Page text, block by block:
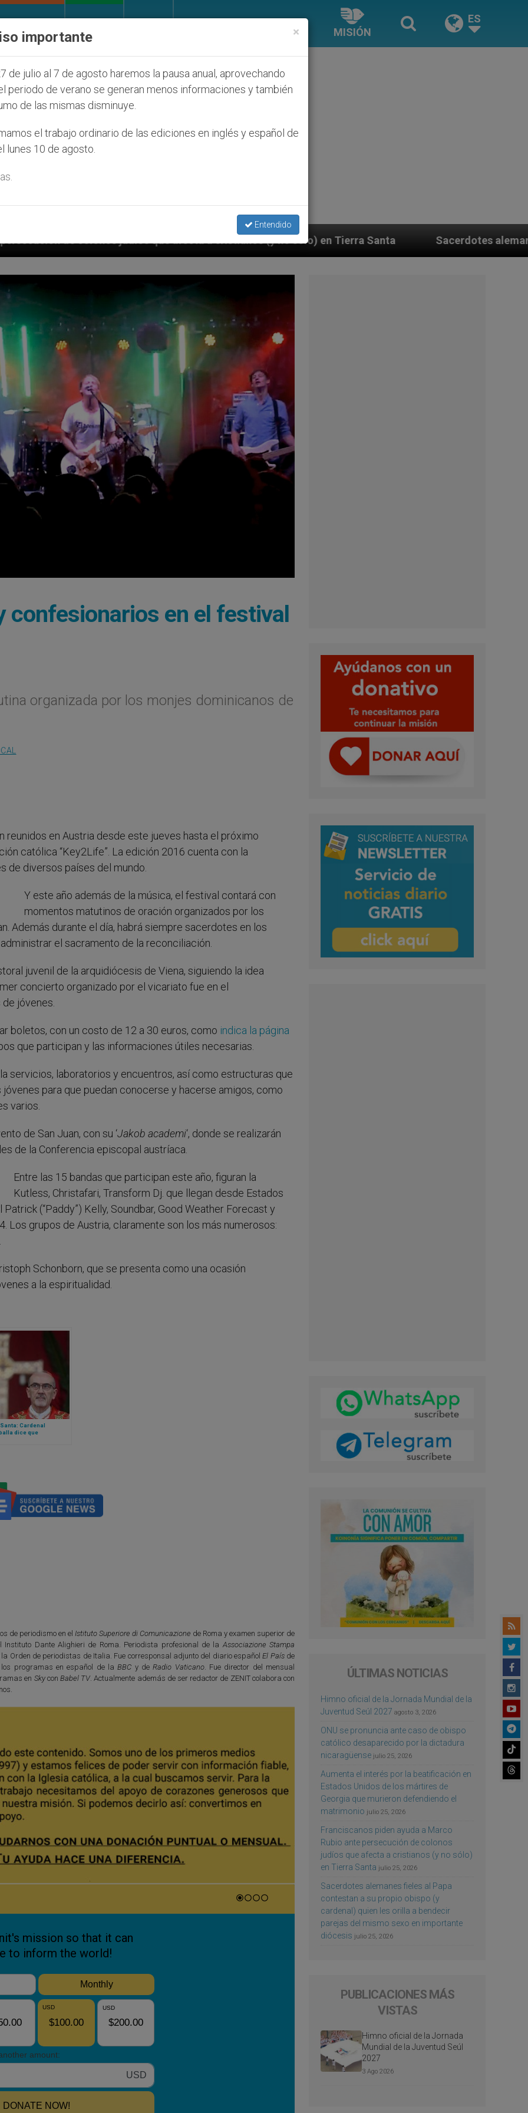
MISIÓN
ES
que afecta a cristianos (y no sólo) en Tierra Santa Sacerdotes alemanes fieles al Papa
confesionarios en el festival
organizada por los monjes dominicanos de
reunidos en Austria desde este jueves hasta el próximo
católica “Key2Life”. La edición 2016 cuenta con la
de diversos países del mundo.
Y este año además de la música, el festival contará con
momentos matutinos de oración organizados por los
Además durante el día, habrá siempre sacerdotes en los
el sacramento de la reconciliación.
juvenil de la arquidiócesis de Viena, siguiendo la idea
concierto organizado por el vicariato fue en el
jóvenes.
boletos, con un costo de 12 a 30 euros, como indica la página
que participan y las informaciones útiles necesarias.
servicios, laboratorios y encuentros, así como estructuras que
para que puedan conocerse y hacerse amigos, como
varios.
de San Juan, con su ‘Jakob academi‘, donde se realizarán
de la Conferencia episcopal austríaca.
Entre las 15 bandas que participan este año, figuran la
Kutless, Christafari, Transform Dj. que llegan desde Estados
(“Paddy”) Kelly, Soundbar, Good Weather Forecast y
Los grupos de Austria, claramente son los más numerosos:
Schonborn, que se presenta como una ocasión
a la espiritualidad.
Cardenal
dice que
de periodismo en el Istituto Superiore di Comunicazione de Roma y examen superior de
Dante Alighieri de Roma. Periodista profesional de la Associazione Stampa
Orden de periodistas de Italia. Fue corresponsal adjunto del diario españolEl Paísde
programas en español de laBBC y deRadio Vaticano. Fue director del mensual
en Skycon Babel TV . Actualmente además de ser redactor de ZENIT colabora con
ÚLTIMAS NOTICIAS
Himno oficial de la Jornada Mundial de la
Juventud Seúl 2027 agosto 3, 2026
ONU se pronuncia ante caso de obispo
católico desaparecido por la dictadura
nicaragüense julio 25, 2026
Aumenta el interés por la beatificación en
Estados Unidos de los mártires de
Georgia que murieron defendiendo el
matrimonio julio 25, 2026
Franciscanos piden ayuda a Marco
Rubio ante persecución de colonos
judíos que afecta a cristianos (y no sólo)
en Tierra Santa julio 25, 2026
Sacerdotes alemanes fieles al Papa
contestan a su propio obispo (y
cardenal) quien les orilla a bendecir
parejas del mismo sexo en importante
diócesis julio 25, 2026
PUBLICACIONES MÁS
VISTAS
Himno oficial de la Jornada
Mundial de la Juventud Seúl
2027
3 Ago 2026
×
importante
de julio al 7 de agosto haremos la pausa anual, aprovechando
periodo de verano se generan menos informaciones y también
de las mismas disminuye.
el trabajo ordinario de las ediciones en inglés y español de
lunes 10 de agosto.
Entendido